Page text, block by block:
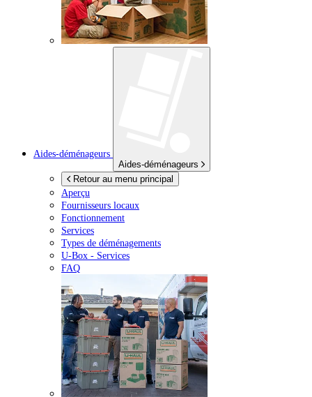
Aides-déménageurs
Aides-déménageurs
Retour au menu principal
Aperçu
Fournisseurs locaux
Fonctionnement
Services
Types de déménagements
U-Box - Services
FAQ